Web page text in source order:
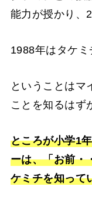
能力が授かり、
1988年はタケミ
ということはマ
ことを知るはず
ところが小学1
ーは、「お前・
ケミチを知って